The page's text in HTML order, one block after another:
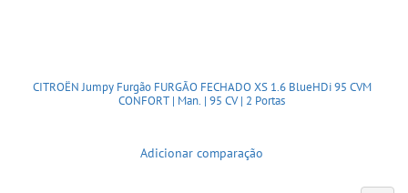
CITROËN Jumpy Furgão FURGÃO FECHADO XS 1.6 BlueHDi 95 CVM
CONFORT | Man. | 95 CV | 2 Portas
Adicionar comparação